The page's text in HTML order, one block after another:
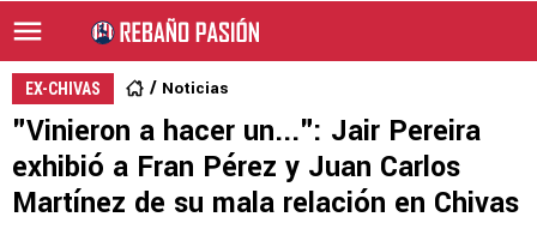
EX-CHIVAS Noticias
"Vinieron a hacer un...": Jair Pereira
exhibió a Fran Pérez y Juan Carlos
Martínez de su mala relación en Chivas